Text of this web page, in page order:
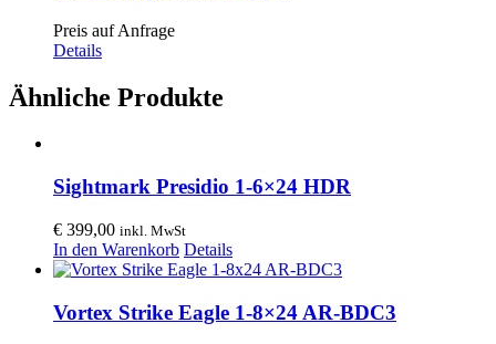
Preis auf Anfrage
Details
Ähnliche Produkte
Sightmark Presidio 1-6×24 HDR
€ 399,00 inkl. MwSt
In den Warenkorb Details
Vortex Strike Eagle 1-8×24 AR-BDC3